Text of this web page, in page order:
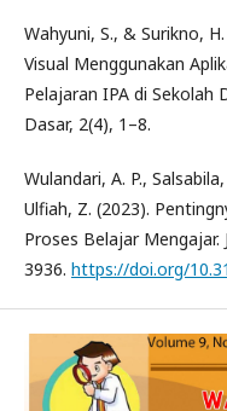
Wahyuni, S., & Surikno,
Visual Menggunakan
Pelajaran IPA di Sekolah
Dasar, 2(4), 1–8.
Wulandari, A. P.,
Ulfiah, Z. (2023).
Proses Belajar
3936. https://doi.org/